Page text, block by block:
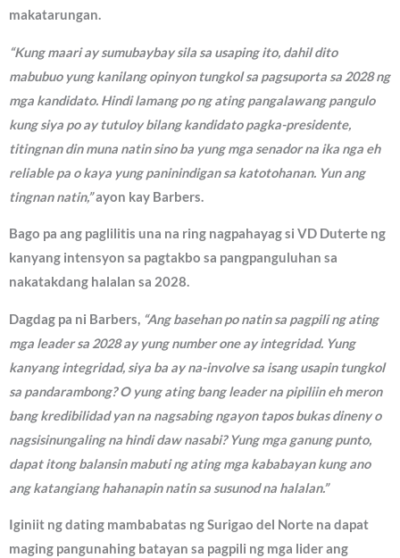
makatarungan.
“Kung maari ay sumubaybay sila sa usaping ito, dahil dito
mabubuo yung kanilang opinyon tungkol sa pagsuporta sa 2028 ng
mga kandidato. Hindi lamang po ng ating pangalawang pangulo
kung siya po ay tutuloy bilang kandidato pagka-presidente,
titingnan din muna natin sino ba yung mga senador na ika nga eh
reliable pa o kaya yung paninindigan sa katotohanan. Yun ang
tingnan natin,”ayon kay Barbers.
Bago pa ang paglilitis una na ring nagpahayag si VD Duterte ng
kanyang intensyon sa pagtakbo sa pangpanguluhan sa
nakatakdang halalan sa 2028.
Dagdag pa ni Barbers, “Ang basehan po natin sa pagpili ng ating
mga leader sa 2028 ay yung number one ay integridad. Yung
kanyang integridad, siya ba ay na-involve sa isang usapin tungkol
sa pandarambong? O yung ating bang leader na pipiliin eh meron
bang kredibilidad yan na nagsabing ngayon tapos bukas dineny o
nagsisinungaling na hindi daw nasabi? Yung mga ganung punto,
dapat itong balansin mabuti ng ating mga kababayan kung ano
ang katangiang hahanapin natin sa susunod na halalan.”
Iginiit ng dating mambabatas ng Surigao del Norte na dapat
maging pangunahing batayan sa pagpili ng mga lider ang